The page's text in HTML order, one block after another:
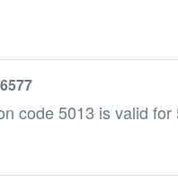
code 5013 is valid